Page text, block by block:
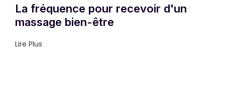
La fréquence pour recevoir d'un
massage bien-être
Lire Plus